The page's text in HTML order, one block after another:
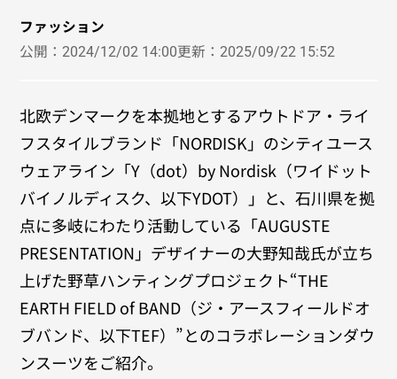
ファッション
公開：2024/12/02 14:00更新：2025/09/22 15:52
北欧デンマークを本拠地とするアウトドア・ライ
フスタイルブランド「NORDISK」のシティユース
ウェアライン「Y（dot）by Nordisk（ワイドット
バイノルディスク、以下YDOT）」と、石川県を拠
点に多岐にわたり活動している「AUGUSTE
PRESENTATION」デザイナーの大野知哉氏が立ち
上げた野草ハンティングプロジェクト“THE
EARTH FIELD of BAND（ジ・アースフィールドオ
ブバンド、以下TEF）”とのコラボレーションダウ
ンスーツをご紹介。